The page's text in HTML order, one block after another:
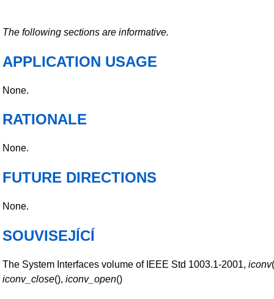
The following sections are informative.
APPLICATION USAGE
None.
RATIONALE
None.
FUTURE DIRECTIONS
None.
SOUVISEJÍCÍ
The System Interfaces volume of IEEE Std 1003.1-2001, iconv
iconv_close(), iconv_open()